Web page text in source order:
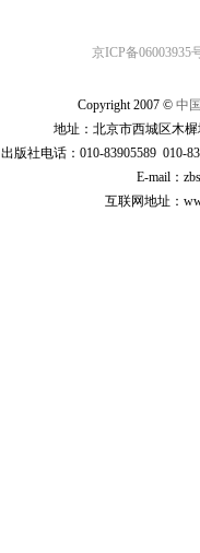
京ICP备06003935
Copyright 2007 © 中
地址：北京市西城区木
出版社电话：010-83905589 010-
E-mail：
互联网地址：